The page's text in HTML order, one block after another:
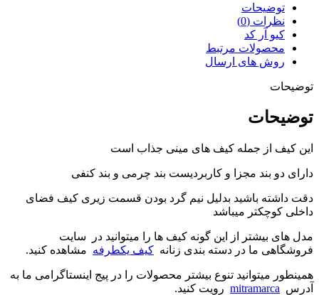
توضیحات
نظرات (0)
کیو آر کد
محصولات مرتبط
روش های ارسال
توضیحات
توضیحات
این کیف از جمله کیف های مینی جذاب است
دارای دو بند مجزا و کاربردیست بند چرمی و بند کنفی
دقت داشته باشید بدلیل نیم گرد بودن قسمت زیری کیف فضای
داخلی کوچکتر میباشد
مدل های بیشتر از این گونه کیف ها را میتوانید در سایت
فروشگاهی ما در دسته بندی زنانه کیف یکطرفه مشاهده کنید.
همینطور میتوانید تنوع بیشتر محصولات را در پیج اینستاگرامی ما به
آدرس mitramarca رویت کنید.